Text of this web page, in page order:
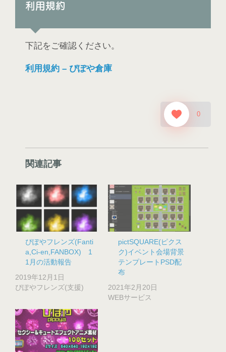
利用規約
下記をご確認ください。
利用規約 – ぴぽや倉庫
0
関連記事
ぴぽやフレンズ(Fanti
a,Ci-en,FANBOX) 1
1月の活動報告
2019年12月1日
ぴぽやフレンズ(支援)
pictSQUARE(ピクス
ク)イベント会場背景
テンプレートPSD配
布
2021年2月20日
WEBサービス